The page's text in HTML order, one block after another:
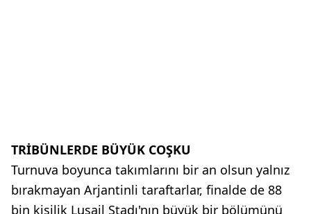
TRİBÜNLERDE BÜYÜK COŞKU
Turnuva boyunca takımlarını bir an olsun yalnız
bırakmayan Arjantinli taraftarlar, finalde de 88
bin kişilik Lusail Stadı'nın büyük bir bölümünü